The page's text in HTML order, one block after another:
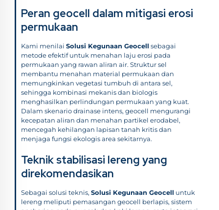
Peran geocell dalam mitigasi erosi
permukaan
Kami menilai Solusi Kegunaan Geocell sebagai
metode efektif untuk menahan laju erosi pada
permukaan yang rawan aliran air. Struktur sel
membantu menahan material permukaan dan
memungkinkan vegetasi tumbuh di antara sel,
sehingga kombinasi mekanis dan biologis
menghasilkan perlindungan permukaan yang kuat.
Dalam skenario drainase intens, geocell mengurangi
kecepatan aliran dan menahan partikel erodabel,
mencegah kehilangan lapisan tanah kritis dan
menjaga fungsi ekologis area sekitarnya.
Teknik stabilisasi lereng yang
direkomendasikan
Sebagai solusi teknis, Solusi Kegunaan Geocell untuk
lereng meliputi pemasangan geocell berlapis, sistem